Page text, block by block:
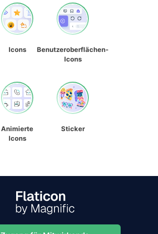
Icons
Benutzeroberflächen-
Icons
Animierte
Icons
Sticker